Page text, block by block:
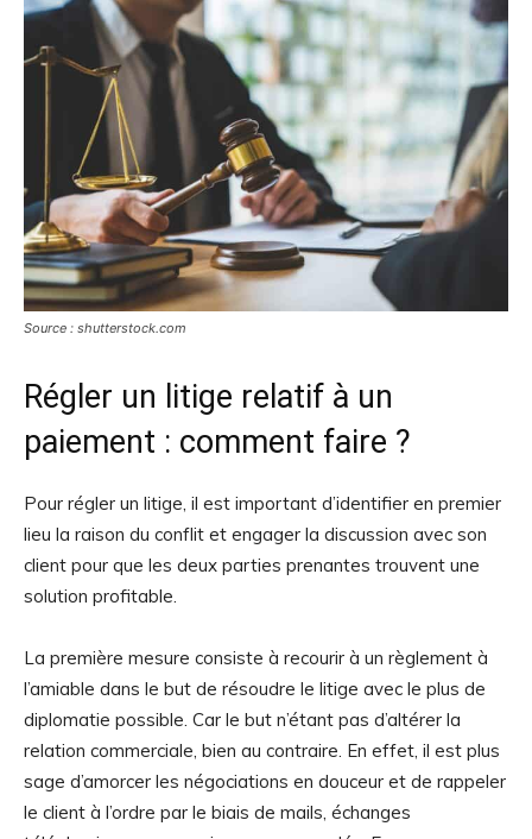
Source : shutterstock.com
Régler un litige relatif à un
paiement : comment faire ?
Pour régler un litige, il est important d’identifier en premier
lieu la raison du conflit et engager la discussion avec son
client pour que les deux parties prenantes trouvent une
solution profitable.
La première mesure consiste à recourir à un règlement à
l’amiable dans le but de résoudre le litige avec le plus de
diplomatie possible. Car le but n’étant pas d’altérer la
relation commerciale, bien au contraire. En effet, il est plus
sage d’amorcer les négociations en douceur et de rappeler
le client à l’ordre par le biais de mails, échanges